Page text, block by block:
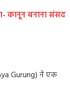
कानून बनाना संसद
Gurung) ने एक